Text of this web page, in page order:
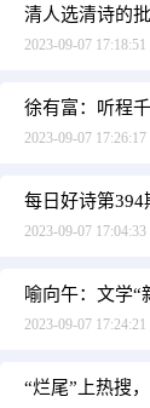
清人选清诗的
2023-09-07 17:18:51
徐有富：听程
2023-09-07 17:26:17
每日好诗第
2023-09-07 17:04:33
喻向午：文学“
2023-09-07 17:24:21
“烂尾”上热搜